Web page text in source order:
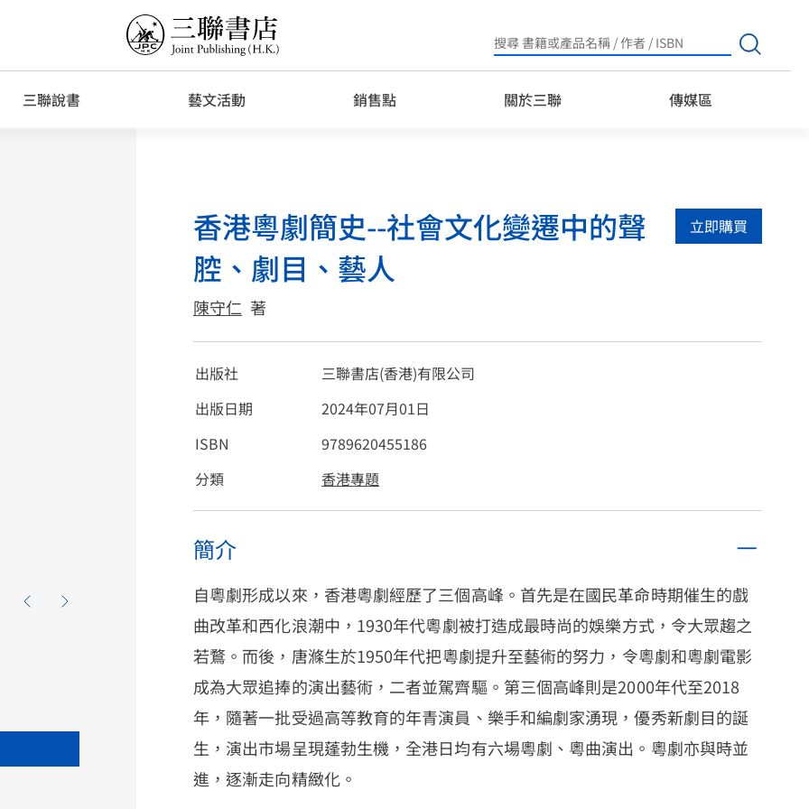
Search
for:
三聯說書 藝文活動 銷售點 關於三聯 傳媒區
香港粵劇簡史--社會文化變遷中的聲
腔、劇目、藝人
陳守仁 著
立即購買
出版社
三聯書店(香港)有限公司
出版日期
2024年07月01日
ISBN
9789620455186
分類
香港專題
簡介
自粵劇形成以來，香港粵劇經歷了三個高峰。首先是在國民革命時期催生的戲
曲改革和西化浪潮中，1930年代粵劇被打造成最時尚的娛樂方式，令大眾趨之
若鶩。而後，唐滌生於1950年代把粵劇提升至藝術的努力，令粵劇和粵劇電影
成為大眾追捧的演出藝術，二者並駕齊驅。第三個高峰則是2000年代至2018
年，隨著一批受過高等教育的年青演員、樂手和編劇家湧現，優秀新劇目的誕
生，演出市場呈現蓬勃生機，全港日均有六場粵劇、粵曲演出。粵劇亦與時並
進，逐漸走向精緻化。